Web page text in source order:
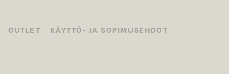
OUTLET KÄYTTÖ- JA SOPIMUSEHDOT